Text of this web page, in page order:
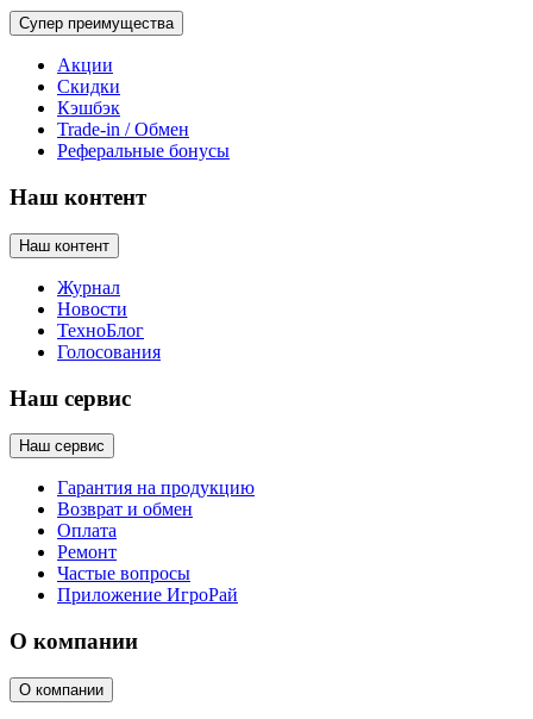
Супер преимущества
Акции
Скидки
Кэшбэк
Trade-in / Обмен
Реферальные бонусы
Наш контент
Наш контент
Журнал
Новости
ТехноБлог
Голосования
Наш сервис
Наш сервис
Гарантия на продукцию
Возврат и обмен
Оплата
Ремонт
Частые вопросы
Приложение ИгроРай
О компании
О компании